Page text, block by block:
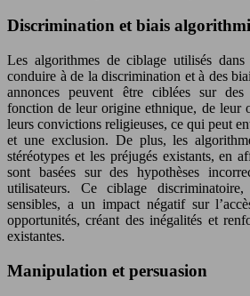
Discrimination et biais
Les algorithmes de ciblage utilisés
conduire à de la discrimination et à des
annonces peuvent être ciblées sur
fonction de leur origine ethnique, de leur
leurs convictions religieuses, ce qui peut
et une exclusion. De plus, les
stéréotypes et les préjugés existants, en
sont basées sur des hypothèses
utilisateurs. Ce ciblage
sensibles, a un impact négatif sur
opportunités, créant des inégalités et
existantes.
Manipulation et persuasion